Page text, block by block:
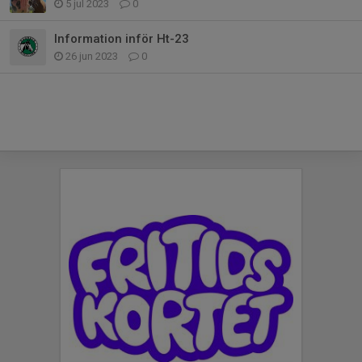
5 jul 2023 0
Information inför Ht-23
26 jun 2023 0